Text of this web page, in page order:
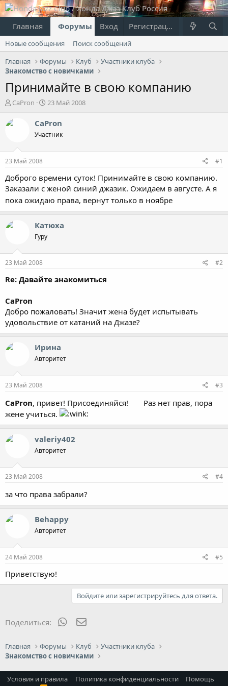
Главная Форумы Что нового?
Вход Регистрация
Новые сообщения
Поиск сообщений
Главная
Форумы Клуб
Участники клуба
Знакомство с новичками
Принимайте в свою компанию
А
т
е
м
ы
CaPron
Д
т
н
л
23 Май 2008
CaPron
Участник
23 Май 2008 #1
Доброго времени суток! Принимайте в свою компанию.
Заказали с женой синий джазик. Ожидаем в августе. А я
пока ожидаю права, вернут только в ноябре
Катюха
Гуру
23 Май 2008 #2
Re: Давайте знакомиться
CaPron
Добро пожаловать! Значит жена будет испытывать
удовольствие от катаний на Джазе?
Ирина
Авторитет
23 Май 2008 #3
CaPron, привет! Присоединяйся!
Раз нет прав, пора
жене учиться.
valeriy402
Авторитет
23 Май 2008 #4
за что права забрали?
Behappy
Авторитет
24 Май 2008 #5
Приветствую!
Войдите или зарегистрируйтесь для ответа.
Поделиться: WhatsApp
Главная Форумы Клуб
Участники клуба
Знакомство с новичками
Условия и правила Политика конфиденциальности
Помощь